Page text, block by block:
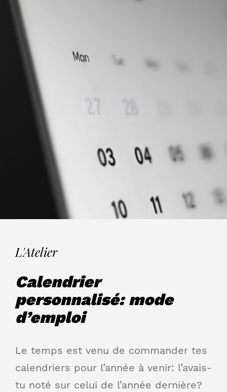
L'Atelier
Calendrier
personnalisé: mode
d’emploi
Le temps est venu de commander tes
calendriers pour l’année à venir: l’avais-
tu noté sur celui de l’année dernière?